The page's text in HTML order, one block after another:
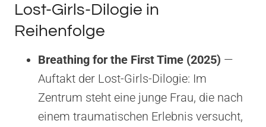
Lost-Girls-Dilogie in
Reihenfolge
Breathing for the First Time (2025) —
Auftakt der Lost-Girls-Dilogie: Im
Zentrum steht eine junge Frau, die nach
einem traumatischen Erlebnis versucht,